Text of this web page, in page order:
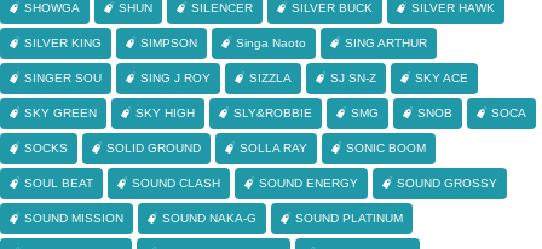
SHOWGA SHUN SILENCER SILVER BUCK SILVER HAWK
SILVER KING SIMPSON Singa Naoto SING ARTHUR
SINGER SOU SING J ROY SIZZLA SJ SN-Z SKY ACE
SKY GREEN SKY HIGH SLY&ROBBIE SMG SNOB SOCA
SOCKS SOLID GROUND SOLLA RAY SONIC BOOM
SOUL BEAT SOUND CLASH SOUND ENERGY SOUND GROSSY
SOUND MISSION SOUND NAKA-G SOUND PLATINUM